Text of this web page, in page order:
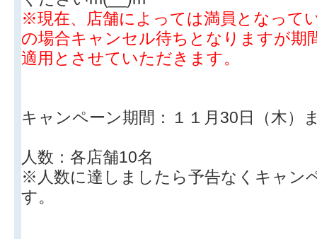
※現在、店舗によっては満員となって
の場合キャンセル待ちとなりますが期
適用とさせていただきます。
キャンペーン期間：１１月30日（木）
人数：各店舗10名
※人数に達しましたら予告なくキャン
す。